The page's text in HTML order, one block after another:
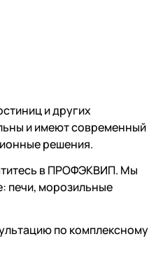
и других
и имеют современный
решения.
в ПРОФЭКВИП. Мы
печи, морозильные
по комплексному